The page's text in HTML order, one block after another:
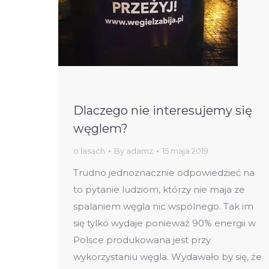
Dlaczego nie interesujemy się
węglem?
o lasach By adamz 15 maja 2019
Trudno jednoznacznie odpowiedzieć na
to pytanie ludziom, którzy nie maja ze
spalaniem węgla nic wspólnego. Tak im
się tylko wydaje ponieważ 90% energii w
Polsce produkowana jest przy
wykorzystaniu węgla. Wydawało by się, że